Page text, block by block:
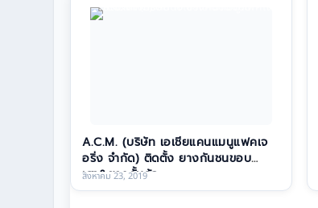
A.C.M. (บริษัท เอเชียแคนแมนูแฟคเจ
อริ่ง จำกัด) ติดตั้ง ยางกันชนขอบ
เสา&ยางกั้นล้อ
สิงหาคม 23, 2019